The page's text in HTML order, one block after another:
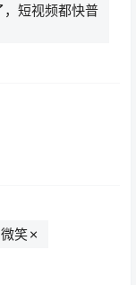
短视频都快普
笑✗